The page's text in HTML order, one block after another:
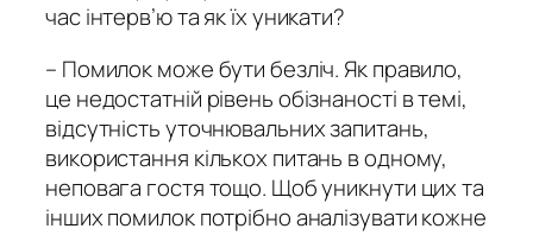
час інтерв’ю та як їх уникати?
– Помилок може бути безліч. Як правило,
це недостатній рівень обізнаності в темі,
відсутність уточнювальних запитань,
використання кількох питань в одному,
неповага гостя тощо. Щоб уникнути цих та
інших помилок потрібно аналізувати кожне